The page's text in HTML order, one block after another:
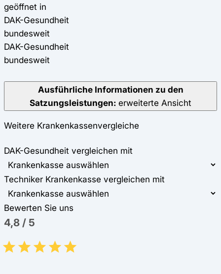
geöffnet in
DAK-Gesundheit
bundesweit
DAK-Gesundheit
bundesweit
Ausführliche Informationen zu den
Satzungsleistungen: erweiterte Ansicht
Weitere Krankenkassenvergleiche
DAK-Gesundheit vergleichen mit
Techniker Krankenkasse vergleichen mit
Bewerten Sie uns
4,8 / 5